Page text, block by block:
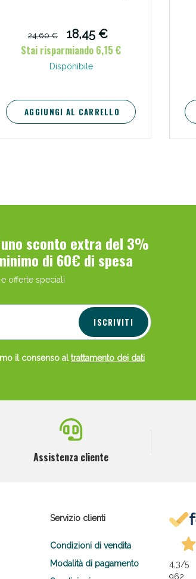
24,60 €
18,45 €
Stai risparmiando 6,15 €
Disponibile
AGGIUNGI AL CARRELLO
sconto extra del 3%
di 60€ di spesa
offerte speciali
ISCRIVITI
il consenso al trattamento dei dati
Assistenza cliente
Servizio clienti
Condizioni di vendita
Modalità di pagamento
4,3/5
962